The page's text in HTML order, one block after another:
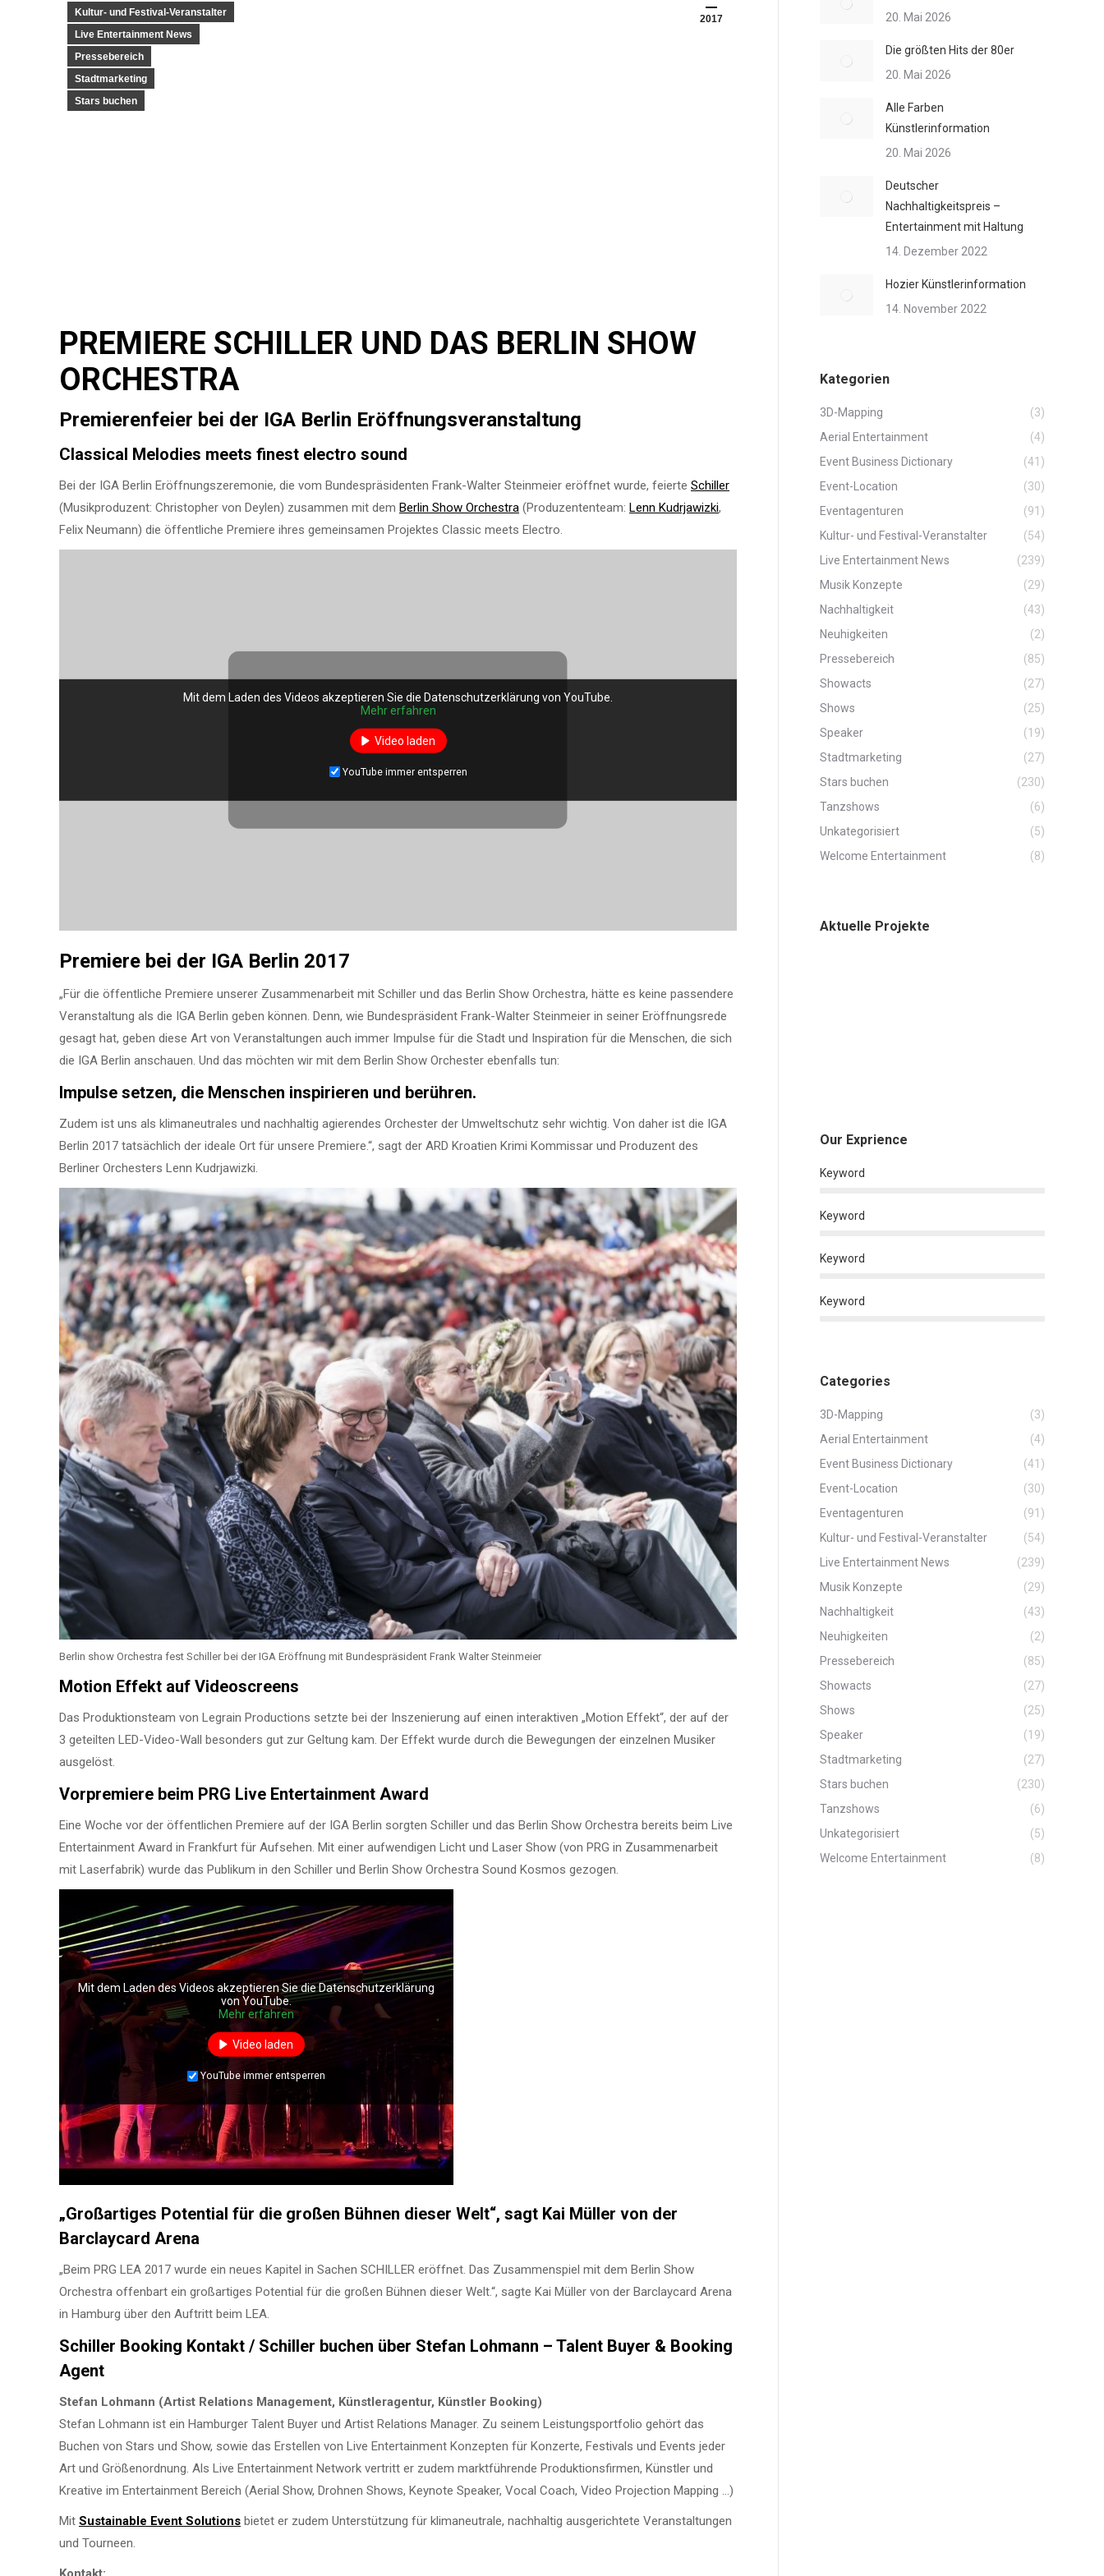
2017
Kultur- und Festival-Veranstalter
Live Entertainment News
Pressebereich
Stadtmarketing
Stars buchen
PREMIERE SCHILLER UND DAS BERLIN SHOW
ORCHESTRA
Premierenfeier bei der IGA Berlin Eröffnungsveranstaltung
Classical Melodies meets finest electro sound
Bei der IGA Berlin Eröffnungszeremonie, die vom Bundespräsidenten Frank-Walter Steinmeier eröffnet wurde, feierte Schiller
(Musikproduzent: Christopher von Deylen) zusammen mit dem Berlin Show Orchestra (Produzententeam: Lenn Kudrjawizki,
Felix Neumann) die öffentliche Premiere ihres gemeinsamen Projektes Classic meets Electro.
Mit dem Laden des Videos akzeptieren Sie die Datenschutzerklärung von YouTube.
Mehr erfahren
Video laden
YouTube immer entsperren
Premiere bei der IGA Berlin 2017
„Für die öffentliche Premiere unserer Zusammenarbeit mit Schiller und das Berlin Show Orchestra, hätte es keine passendere
Veranstaltung als die IGA Berlin geben können. Denn, wie Bundespräsident Frank-Walter Steinmeier in seiner Eröffnungsrede
gesagt hat, geben diese Art von Veranstaltungen auch immer Impulse für die Stadt und Inspiration für die Menschen, die sich
die IGA Berlin anschauen. Und das möchten wir mit dem Berlin Show Orchester ebenfalls tun:
Impulse setzen, die Menschen inspirieren und berühren.
Zudem ist uns als klimaneutrales und nachhaltig agierendes Orchester der Umweltschutz sehr wichtig. Von daher ist die IGA
Berlin 2017 tatsächlich der ideale Ort für unsere Premiere.“, sagt der ARD Kroatien Krimi Kommissar und Produzent des
Berliner Orchesters Lenn Kudrjawizki.
Berlin show Orchestra fest Schiller bei der IGA Eröffnung mit Bundespräsident Frank Walter Steinmeier
Motion Effekt auf Videoscreens
Das Produktionsteam von Legrain Productions setzte bei der Inszenierung auf einen interaktiven „Motion Effekt“, der auf der
3 geteilten LED-Video-Wall besonders gut zur Geltung kam. Der Effekt wurde durch die Bewegungen der einzelnen Musiker
ausgelöst.
Vorpremiere beim PRG Live Entertainment Award
Eine Woche vor der öffentlichen Premiere auf der IGA Berlin sorgten Schiller und das Berlin Show Orchestra bereits beim Live
Entertainment Award in Frankfurt für Aufsehen. Mit einer aufwendigen Licht und Laser Show (von PRG in Zusammenarbeit
mit Laserfabrik) wurde das Publikum in den Schiller und Berlin Show Orchestra Sound Kosmos gezogen.
Mit dem Laden des Videos akzeptieren Sie die Datenschutzerklärung
von YouTube.
Mehr erfahren
Video laden
YouTube immer entsperren
„Großartiges Potential für die großen Bühnen dieser Welt“, sagt Kai Müller von der
Barclaycard Arena
„Beim PRG LEA 2017 wurde ein neues Kapitel in Sachen SCHILLER eröffnet. Das Zusammenspiel mit dem Berlin Show
Orchestra offenbart ein großartiges Potential für die großen Bühnen dieser Welt.“, sagte Kai Müller von der Barclaycard Arena
in Hamburg über den Auftritt beim LEA.
Schiller Booking Kontakt / Schiller buchen über Stefan Lohmann – Talent Buyer & Booking
Agent
Stefan Lohmann (Artist Relations Management, Künstleragentur, Künstler Booking)
Stefan Lohmann ist ein Hamburger Talent Buyer und Artist Relations Manager. Zu seinem Leistungsportfolio gehört das
Buchen von Stars und Show, sowie das Erstellen von Live Entertainment Konzepten für Konzerte, Festivals und Events jeder
Art und Größenordnung. Als Live Entertainment Network vertritt er zudem marktführende Produktionsfirmen, Künstler und
Kreative im Entertainment Bereich (Aerial Show, Drohnen Shows, Keynote Speaker, Vocal Coach, Video Projection Mapping …)
Mit Sustainable Event Solutions bietet er zudem Unterstützung für klimaneutrale, nachhaltig ausgerichtete Veranstaltungen
und Tourneen.
20. Mai 2026
Die größten Hits der 80er
20. Mai 2026
Alle Farben
Künstlerinformation
20. Mai 2026
Deutscher
Nachhaltigkeitspreis –
Entertainment mit Haltung
14. Dezember 2022
Hozier Künstlerinformation
14. November 2022
Kategorien
3D-Mapping
(3)
Aerial Entertainment
(4)
Event Business Dictionary
(41)
Event-Location
(30)
Eventagenturen
(91)
Kultur- und Festival-Veranstalter
(54)
Live Entertainment News
(239)
Musik Konzepte
(29)
Nachhaltigkeit
(43)
Neuhigkeiten
(2)
Pressebereich
(85)
Showacts
(27)
Shows
(25)
Speaker
(19)
Stadtmarketing
(27)
Stars buchen
(230)
Tanzshows
(6)
Unkategorisiert
(5)
Welcome Entertainment
(8)
Aktuelle Projekte
Our Exprience
Keyword
Keyword
Keyword
Keyword
Categories
3D-Mapping
(3)
Aerial Entertainment
(4)
Event Business Dictionary
(41)
Event-Location
(30)
Eventagenturen
(91)
Kultur- und Festival-Veranstalter
(54)
Live Entertainment News
(239)
Musik Konzepte
(29)
Nachhaltigkeit
(43)
Neuhigkeiten
(2)
Pressebereich
(85)
Showacts
(27)
Shows
(25)
Speaker
(19)
Stadtmarketing
(27)
Stars buchen
(230)
Tanzshows
(6)
Unkategorisiert
(5)
Welcome Entertainment
(8)